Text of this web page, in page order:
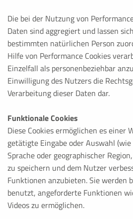
Die bei der Nutzung von
Daten sind aggregiert und lassen
bestimmten natürlichen Person
Hilfe von Performance Cookies
Einzelfall als personenbeziehbar
Einwilligung des Nutzers die
Verarbeitung dieser Daten dar.
Funktionale Cookies
Diese Cookies ermöglichen es einer
getätigte Eingabe oder Auswahl
Sprache oder geographischer
zu speichern und dem Nutzer
Funktionen anzubieten. Sie werden
benutzt, angeforderte Funktionen
Videos zu ermöglichen.
Wird entfernt, wenn der
PERFORMANCE
Statistik Cookies erfassen
verstehen, wie unsere
Google Analytics
Name:
_ga,_gat,_gid
Anbieter:
Google LLC